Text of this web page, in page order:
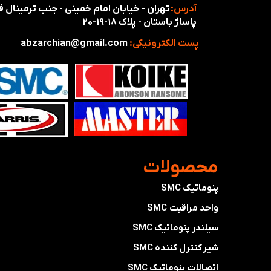
آدرس:تهران - خیابان امام خمینی - جنب
پاساژ باستان - پلاک ۱۸-۱۹-۲۰
پست الکترونیکی: abzarchian@gmail.com
​محصولات
پنوماتیک SMC
واحد مراقبت SMC
سیلندر پنوماتیک SMC
شیر کنترل کننده SMC
اتصالات پنوماتیک SMC